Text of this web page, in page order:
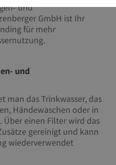
und
GmbH ist Ihr
für mehr
und
man das Trinkwasser, das
Händewaschen oder in
einen Filter wird das
gereinigt und kann
wiederverwendet